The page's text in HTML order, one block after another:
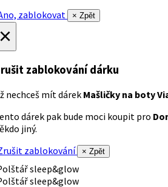
zablokovat
× Zpět
zablokování dárku
nechceš mít dárek Mašličky na boty
dárek pak bude moci koupit pro
jiný.
zablokování
× Zpět